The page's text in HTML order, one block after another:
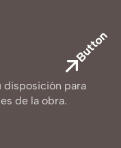
Button
disposición para
de la obra.